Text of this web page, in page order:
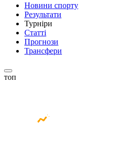
Новини спорту
Результати
Турніри
Статті
Прогнози
Трансфери
топ